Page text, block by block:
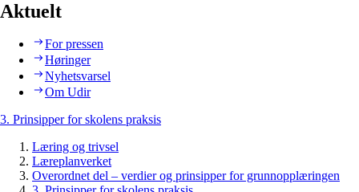
Aktuelt
For pressen
Høringer
Nyhetsvarsel
Om Udir
3. Prinsipper for skolens praksis
Læring og trivsel
Læreplanverket
Overordnet del – verdier og prinsipper for grunnopplæringen